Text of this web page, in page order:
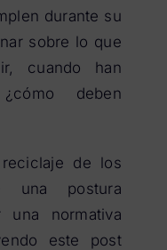
durante su
sobre lo que
cuando han
deben
de los
una postura
normativa
este post